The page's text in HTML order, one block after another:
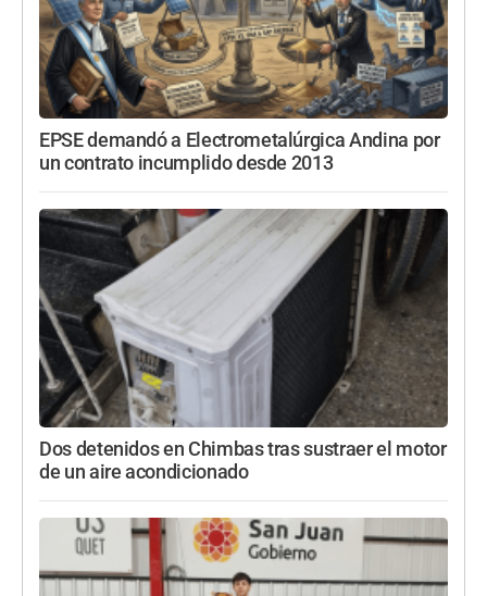
EPSE demandó a Electrometalúrgica Andina por
un contrato incumplido desde 2013
Dos detenidos en Chimbas tras sustraer el motor
de un aire acondicionado